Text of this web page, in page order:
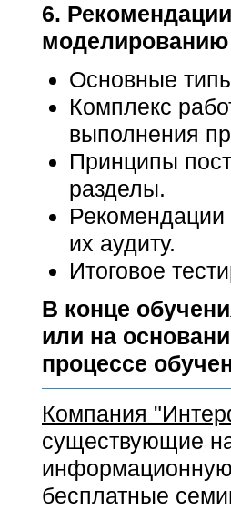
6.
моделированию
Основные
Комплекс
выполнения
Принципы
разделы.
их аудиту.
Итоговое
В конце
или на
процессе
Компания
существующие
информационную
бесплатные